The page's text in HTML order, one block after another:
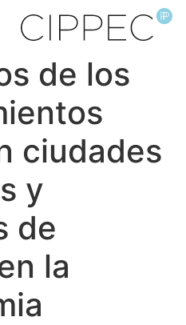
de los
ciudades
y
de
la